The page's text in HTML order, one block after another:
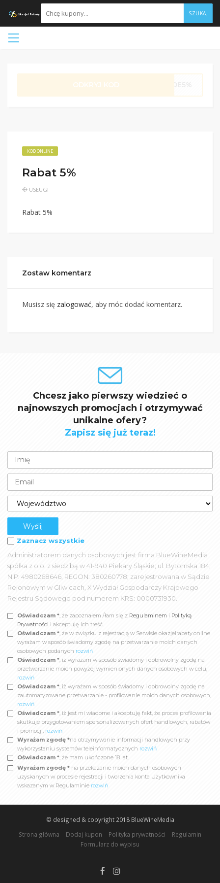
SZUKAJ
ODKRYJ KOD
KOD ONLINE
Rabat 5%
USŁUGI
Rabat 5%
Zostaw komentarz
Musisz się zalogować, aby móc dodać komentarz.
Chcesz jako pierwszy wiedzieć o
najnowszych promocjach i otrzymywać
unikalne ofery?
Zapisz się już teraz!
Zaznacz wszystkie
Administratorem danych osobowych jest firma BlueWineMedia
spółka z o.o. z siedzibą w 41-940 Piekary Śląskie; ul. Bytomska 184;
NIP: 4980268646, REGON: 380260778; zarejestrowana w Sądzie
Rejonowym w Gliwicach, X Wydział Gospodarczy Krajowego
Rejestru Sądowego pod numerem KRS: 0000731930.
Oświadczam *, że zapoznałem /łam się z Regulaminem i Polityką
Prywatności i akceptuję ich treść.
Oświadczam *, że w związku z rejestracją w Serwisie okazjeirabaty.online
wyrażam w sposób świadomy zgodę na przetwarzanie moich danych
osobowych podanych rozwiń
Oświadczam *, iż wyrażam w sposób świadomy i dobrowolny zgodę na
przetwarzanie moich powyżej wymienionych danych osobowych w celu,
rozwiń
Oświadczam *, iż wyrażam w sposób świadomy i dobrowolny zgodę na
zautomatyzowane przetwarzanie - profilowanie moich danych osobowych,
rozwiń
Oświadczam *, iż jest mi wiadome i akceptuję fakt, że proces profilowania
skutkuje przygotowaniem spersonalizowanych ofert handlowych, rabatów
i promocji, rozwiń
Wyrażam zgodę *na otrzymywanie informacji handlowych przy
wykorzystaniu systemów teleinformatycznych rozwiń
Oświadczam *, że mam ukończone 18 lat.
Wyrażam zgodę * na przekazanie moich danych osobowych
uzyskanych w procesie rejestracji i tworzenia konta Użytkownika
wskazanym w Regulaminie rozwiń
© designed & copyright 2018 BlueWineMedia
Strona główna
Dodaj kupon Polityka prywatności
Regulamin
Formularz do wypisu